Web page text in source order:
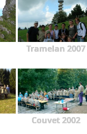
Tramelan 2007
Couvet 2002